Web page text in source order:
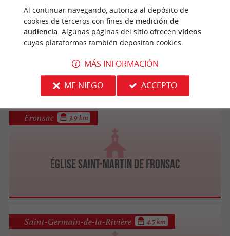
Église de Saint-Michel de Fronsac
Saint-Michel-de-Fronsac 3.8 km
Église Saint-Martin de Fronsac
Fronsac 3.9 km
Saint-Germain-de-la-Rivière 4.5 km
Al continuar navegando, autoriza al depósito de
cookies de terceros con fines de medición de
audiencia . Algunas páginas del sitio ofrecen vídeos
cuyas plataformas también depositan cookies.
MÁS INFORMACIÓN
ME NIEGO
ACCEPTO